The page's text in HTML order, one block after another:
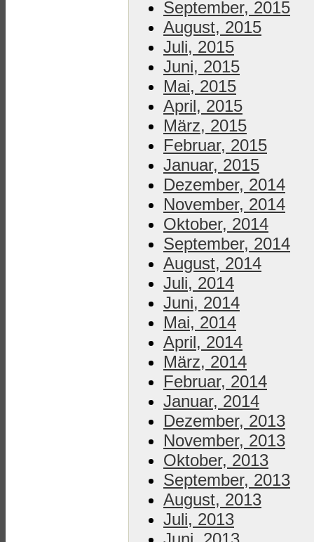
September, 2015
August, 2015
Juli, 2015
Juni, 2015
Mai, 2015
April, 2015
März, 2015
Februar, 2015
Januar, 2015
Dezember, 2014
November, 2014
Oktober, 2014
September, 2014
August, 2014
Juli, 2014
Juni, 2014
Mai, 2014
April, 2014
März, 2014
Februar, 2014
Januar, 2014
Dezember, 2013
November, 2013
Oktober, 2013
September, 2013
August, 2013
Juli, 2013